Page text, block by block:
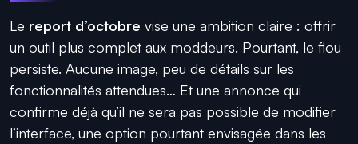
Le report d’octobre vise une ambition claire : offrir
un outil plus complet aux moddeurs. Pourtant, le flou
persiste. Aucune image, peu de détails sur les
fonctionnalités attendues… Et une annonce qui
confirme déjà qu’il ne sera pas possible de modifier
l’interface, une option pourtant envisagée dans les